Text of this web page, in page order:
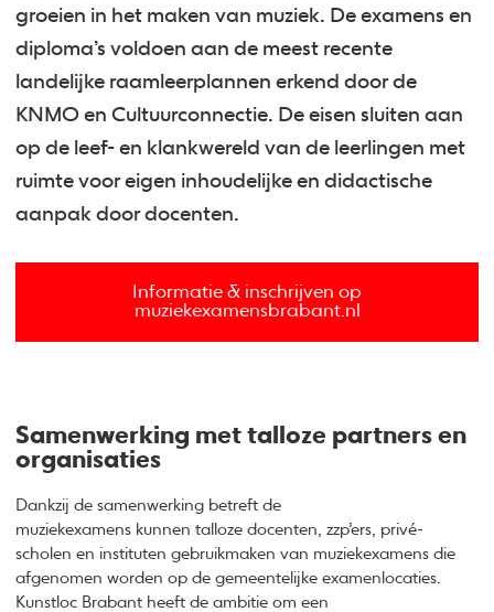
groeien in het maken van muziek. De examens en
diploma’s voldoen aan de meest recente
landelijke raamleerplannen erkend door de
KNMO en Cultuurconnectie. De eisen sluiten aan
op de leef- en klankwereld van de leerlingen met
ruimte voor eigen inhoudelijke en didactische
aanpak door docenten.
Informatie & inschrijven op
muziekexamensbrabant.nl
Samenwerking met talloze partners en
organisaties
Dankzij de samenwerking betreft de
muziekexamens kunnen talloze docenten, zzp’ers, privé-
scholen en instituten gebruikmaken van muziekexamens die
afgenomen worden op de gemeentelijke examenlocaties.
Kunstloc Brabant heeft de ambitie om een